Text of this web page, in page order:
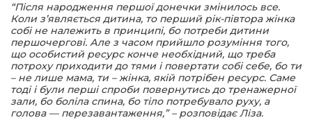
“Після народження першої донечки змінилось все.
Коли зʼявляється дитина, то перший рік-півтора жінка
собі не належить в принципі, бо потреби дитини
першочергові. Але з часом прийшло розуміння того,
що особистий ресурс конче необхідний, що треба
потроху приходити до тями і повертати собі себе, бо ти
– не лише мама, ти – жінка, якій потрібен ресурс. Саме
тоді і були перші спроби повернутись до тренажерної
зали, бо боліла спина, бо тіло потребувало руху, а
голова — перезавантаження,” – розповідає Ліза.